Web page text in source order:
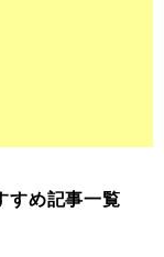
すめ記事一覧